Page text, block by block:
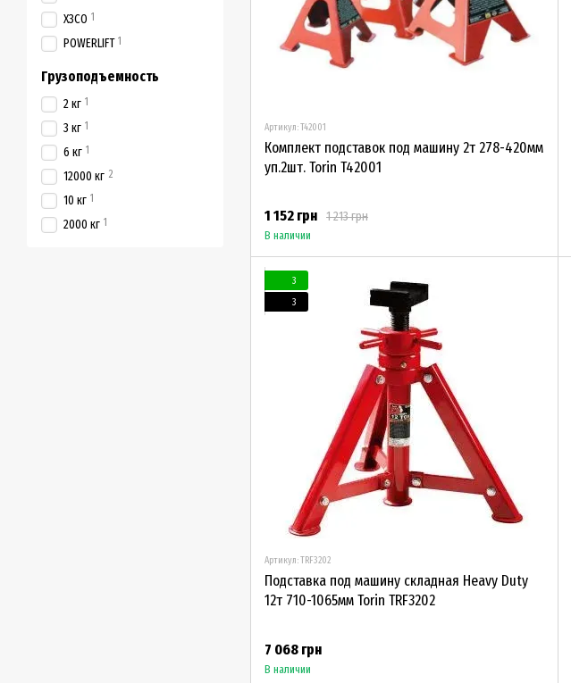
Артикул: T42001
Комплект подставок под машину 2т 278-420мм
уп.2шт. Torin T42001
1 213 грн
1 152 грн
В наличии
3
3
Артикул: TRF3202
Подставка под машину складная Heavy Duty
12т 710-1065мм Torin TRF3202
7 068 грн
В наличии
ХЗСО 1
POWERLIFT 1
Грузоподъемность
2 кг 1
3 кг 1
6 кг 1
12000 кг 2
10 кг 1
2000 кг 1